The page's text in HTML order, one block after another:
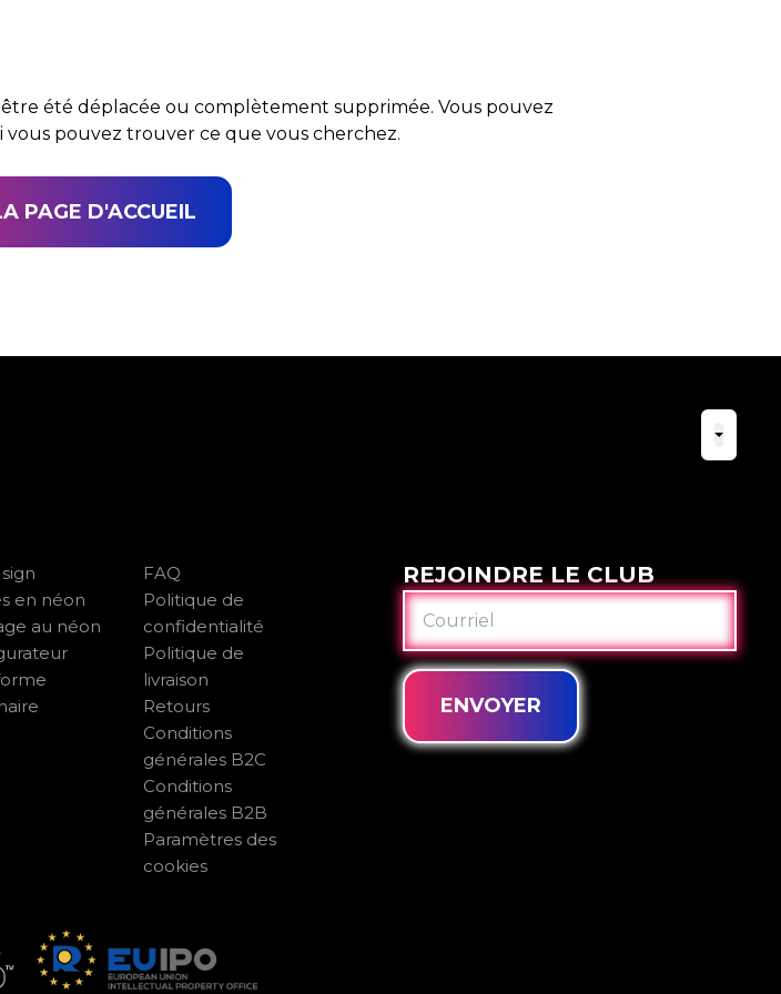
été déplacée ou complètement supprimée. Vous pouvez
vous pouvez trouver ce que vous cherchez.
PAGE D'ACCUEIL
en néon
au néon
FAQ
Politique de
confidentialité
Politique de
livraison
Retours
Conditions
générales B2C
Conditions
générales B2B
Paramètres des
cookies
REJOINDRE LE CLUB
COURRIEL
ENVOYER